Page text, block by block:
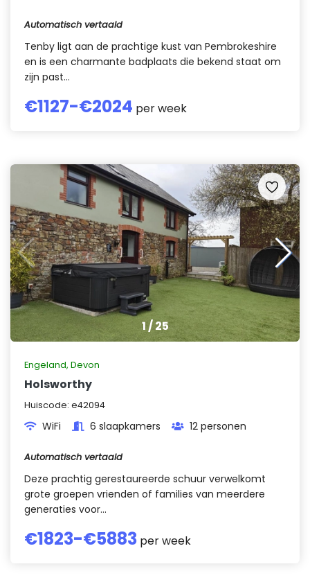
Automatisch vertaald
Tenby ligt aan de prachtige kust van Pembrokeshire
en is een charmante badplaats die bekend staat om
zijn past...
€1127-€2024 per week
1/25
Engeland, Devon
Holsworthy
Huiscode: e42094
WiFi 6 slaapkamers 12 personen
Automatisch vertaald
Deze prachtig gerestaureerde schuur verwelkomt
grote groepen vrienden of families van meerdere
generaties voor...
€1823-€5883 per week